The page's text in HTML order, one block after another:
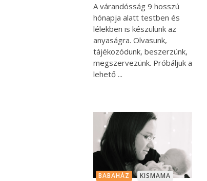
A várandósság 9 hosszú
hónapja alatt testben és
lélekben is készülünk az
anyaságra. Olvasunk,
tájékozódunk, beszerzünk,
megszervezünk. Próbáljuk a
lehető
BABAHÁZ KISMAMA